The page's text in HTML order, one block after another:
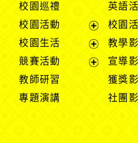
校園巡禮
校園活動
展
開
選
校園生活
展
開
競賽活動
教師研習
專題演講
英語
校園
教學
宣導
獲獎
社團